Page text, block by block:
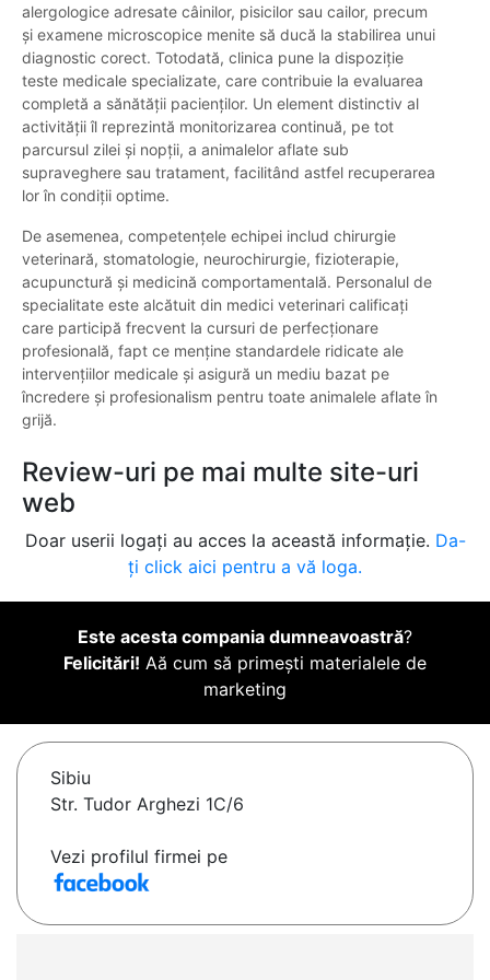
alergologice adresate câinilor, pisicilor sau cailor, precum
și examene microscopice menite să ducă la stabilirea unui
diagnostic corect. Totodată, clinica pune la dispoziție
teste medicale specializate, care contribuie la evaluarea
completă a sănătății pacienților. Un element distinctiv al
activității îl reprezintă monitorizarea continuă, pe tot
parcursul zilei și nopții, a animalelor aflate sub
supraveghere sau tratament, facilitând astfel recuperarea
lor în condiții optime.
De asemenea, competențele echipei includ chirurgie
veterinară, stomatologie, neurochirurgie, fizioterapie,
acupunctură și medicină comportamentală. Personalul de
specialitate este alcătuit din medici veterinari calificați
care participă frecvent la cursuri de perfecționare
profesională, fapt ce menține standardele ridicate ale
intervențiilor medicale și asigură un mediu bazat pe
încredere și profesionalism pentru toate animalele aflate în
grijă.
Review-uri pe mai multe site-uri
web
Doar userii logați au acces la această informație. Da-
ți click aici pentru a vă loga.
Este acesta compania dumneavoastră?
Felicitări! Aă cum să primești materialele de
marketing
Sibiu
Str. Tudor Arghezi 1C/6
Vezi profilul firmei pe